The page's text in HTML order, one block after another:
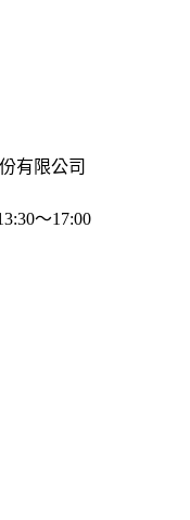
有限公司
～17:00